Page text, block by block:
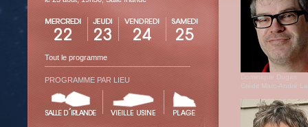
Tout le programme
PROGRAMME PAR LIEU
Dominique Dugas
Crédit Marc-André